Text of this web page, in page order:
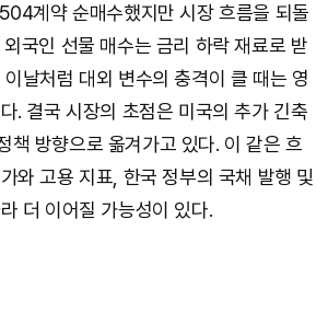
계약 순매수했지만 시장 흐름을 되돌
국인 선물 매수는 금리 하락 재료로 받
날처럼 대외 변수의 충격이 클 때는 영
. 결국 시장의 초점은 미국의 추가 긴축
책 방향으로 옮겨가고 있다. 이 같은 흐
와 고용 지표, 한국 정부의 국채 발행 및
더 이어질 가능성이 있다.